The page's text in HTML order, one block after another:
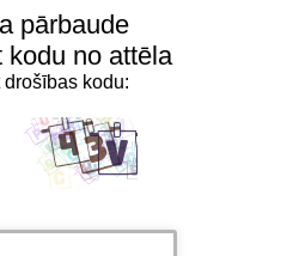
pārbaude
kodu no attēla
drošības kodu: